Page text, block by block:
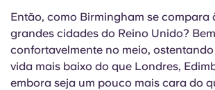
Então, como Birmingham se compara
grandes cidades do Reino Unido?
confortavelmente no meio,
vida mais baixo do que Londres,
embora seja um pouco mais cara do